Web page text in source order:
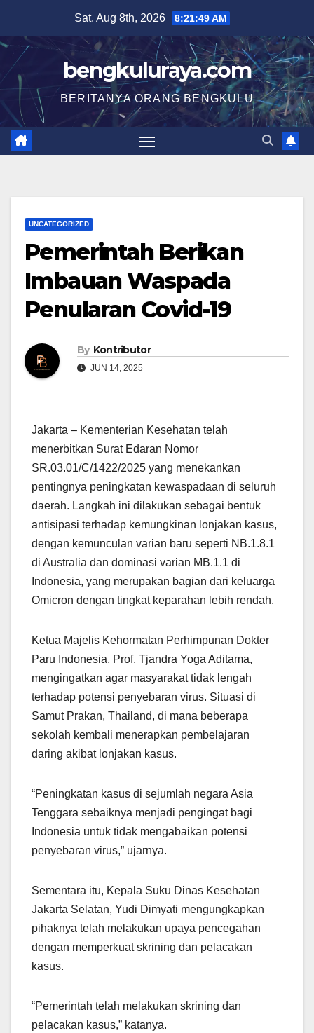
content
Sat. Aug 8th, 2026 8:21:50 AM
bengkuluraya.com
BERITANYA ORANG BENGKULU
UNCATEGORIZED
Pemerintah Berikan
Imbauan Waspada
Penularan Covid-19
By Kontributor
JUN 14, 2025
Jakarta – Kementerian Kesehatan telah
menerbitkan Surat Edaran Nomor
SR.03.01/C/1422/2025 yang menekankan
pentingnya peningkatan kewaspadaan di seluruh
daerah. Langkah ini dilakukan sebagai bentuk
antisipasi terhadap kemungkinan lonjakan kasus,
dengan kemunculan varian baru seperti NB.1.8.1
di Australia dan dominasi varian MB.1.1 di
Indonesia, yang merupakan bagian dari keluarga
Omicron dengan tingkat keparahan lebih rendah.
Ketua Majelis Kehormatan Perhimpunan Dokter
Paru Indonesia, Prof. Tjandra Yoga Aditama,
mengingatkan agar masyarakat tidak lengah
terhadap potensi penyebaran virus. Situasi di
Samut Prakan, Thailand, di mana beberapa
sekolah kembali menerapkan pembelajaran
daring akibat lonjakan kasus.
“Peningkatan kasus di sejumlah negara Asia
Tenggara sebaiknya menjadi pengingat bagi
Indonesia untuk tidak mengabaikan potensi
penyebaran virus,” ujarnya.
Sementara itu, Kepala Suku Dinas Kesehatan
Jakarta Selatan, Yudi Dimyati mengungkapkan
pihaknya telah melakukan upaya pencegahan
dengan memperkuat skrining dan pelacakan
kasus.
“Pemerintah telah melakukan skrining dan
pelacakan kasus,” katanya.